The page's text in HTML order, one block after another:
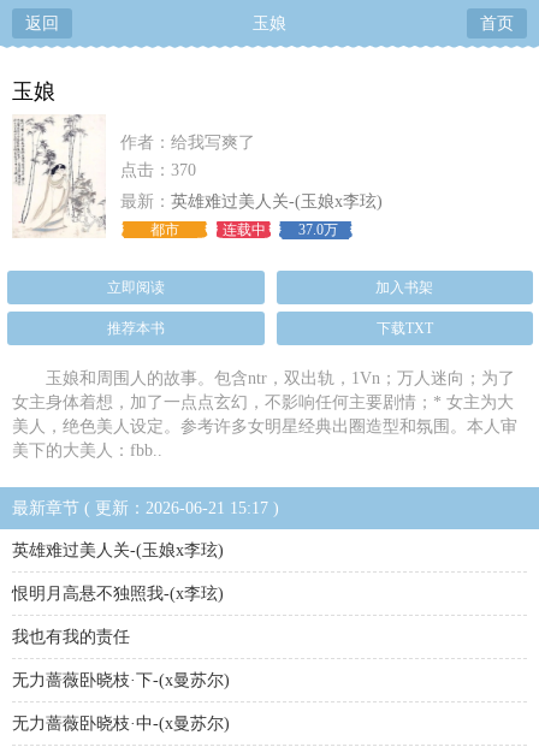
返回 玉娘 首页
玉娘
作者：给我写爽了
点击：370
最新： 英雄难过美人关-(玉娘x李玹)
都市 连载中 37.0万
立即阅读 加入书架
推荐本书 下载TXT
玉娘和周围人的故事。包含ntr，双出轨，1Vn；万人迷向；为了
女主身体着想，加了一点点玄幻，不影响任何主要剧情；* 女主为大
美人，绝色美人设定。参考许多女明星经典出圈造型和氛围。本人审
美下的大美人：fbb..
最新章节 ( 更新：2026-06-21 15:17 )
英雄难过美人关-(玉娘x李玹)
恨明月高悬不独照我-(x李玹)
我也有我的责任
无力蔷薇卧晓枝·下-(x曼苏尔)
无力蔷薇卧晓枝·中-(x曼苏尔)